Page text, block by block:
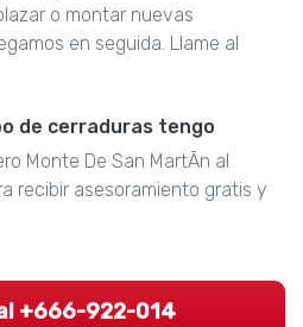
o montar nuevas
en seguida. Llame al
de cerraduras tengo
Monte De San MartÃn al
recibir asesoramiento gratis y
+666-922-014